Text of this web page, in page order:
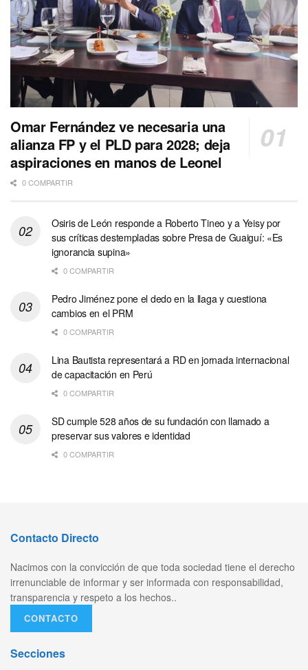
Omar Fernández ve necesaria una
alianza FP y el PLD para 2028; deja
aspiraciones en manos de Leonel
0 COMPARTIR
Osiris de León responde a Roberto Tineo y a Yeisy por
sus críticas destempladas sobre Presa de Guaiguí: «Es
ignorancia supina»
0 COMPARTIR
Pedro Jiménez pone el dedo en la llaga y cuestiona
cambios en el PRM
0 COMPARTIR
Lina Bautista representará a RD en jornada internacional
de capacitación en Perú
0 COMPARTIR
SD cumple 528 años de su fundación con llamado a
preservar sus valores e identidad
0 COMPARTIR
Contacto Directo
Nacimos con la convicción de que toda sociedad tiene el derecho
irrenunciable de informar y ser informada con responsabilidad,
transparencia y respeto a los hechos..
CONTACTO
Secciones